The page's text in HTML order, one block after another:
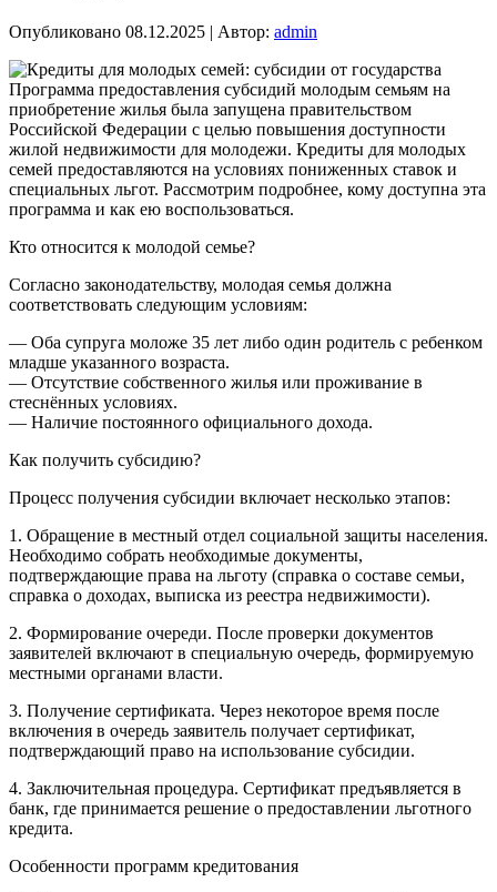
Опубликовано 08.12.2025 | Автор: admin
Программа предоставления субсидий молодым семьям на
приобретение жилья была запущена правительством
Российской Федерации с целью повышения доступности
жилой недвижимости для молодежи. Кредиты для молодых
семей предоставляются на условиях пониженных ставок и
специальных льгот. Рассмотрим подробнее, кому доступна эта
программа и как ею воспользоваться.
Кто относится к молодой семье?
Согласно законодательству, молодая семья должна
соответствовать следующим условиям:
— Оба супруга моложе 35 лет либо один родитель с ребенком
младше указанного возраста.
— Отсутствие собственного жилья или проживание в
стеснённых условиях.
— Наличие постоянного официального дохода.
Как получить субсидию?
Процесс получения субсидии включает несколько этапов:
1. Обращение в местный отдел социальной защиты населения.
Необходимо собрать необходимые документы,
подтверждающие права на льготу (справка о составе семьи,
справка о доходах, выписка из реестра недвижимости).
2. Формирование очереди. После проверки документов
заявителей включают в специальную очередь, формируемую
местными органами власти.
3. Получение сертификата. Через некоторое время после
включения в очередь заявитель получает сертификат,
подтверждающий право на использование субсидии.
4. Заключительная процедура. Сертификат предъявляется в
банк, где принимается решение о предоставлении льготного
кредита.
Особенности программ кредитования